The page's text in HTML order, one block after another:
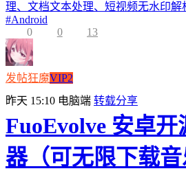
理、文档文本处理、短视频无水印解
#Android
0
0 13
发帖狂魔VIP2
昨天 15:10 电脑端 转载分享
FuoEvolve 安卓
器（可无限下载